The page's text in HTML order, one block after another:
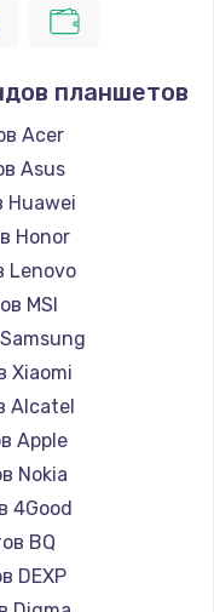
телефона
телефона
платы
телефона
планшетов
Acer
Asus
Huawei
Honor
Lenovo
MSI
Xiaomi
Alcatel
Apple
Nokia
4Good
BQ
DEXP